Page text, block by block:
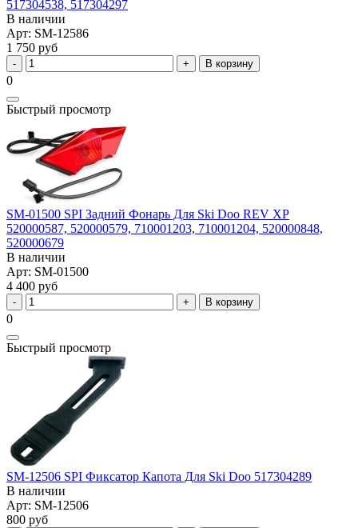
517304538, 517304297
В наличии
Арт: SM-12586
1 750 руб
В корзину
0
Быстрый просмотр
SM-01500 SPI Задний Фонарь Для Ski Doo REV XP
520000587, 520000579, 710001203, 710001204, 520000848,
520000679
В наличии
Арт: SM-01500
4 400 руб
В корзину
0
Быстрый просмотр
SM-12506 SPI Фиксатор Капота Для Ski Doo 517304289
В наличии
Арт: SM-12506
800 руб